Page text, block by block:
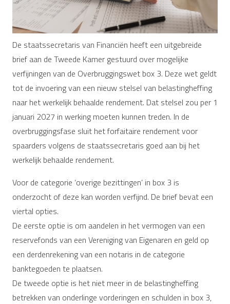
De staatssecretaris van Financiën heeft een uitgebreide
brief aan de Tweede Kamer gestuurd over mogelijke
verfijningen van de Overbruggingswet box 3. Deze wet geldt
tot de invoering van een nieuw stelsel van belastingheffing
naar het werkelijk behaalde rendement. Dat stelsel zou per 1
januari 2027 in werking moeten kunnen treden. In de
overbruggingsfase sluit het forfaitaire rendement voor
spaarders volgens de staatssecretaris goed aan bij het
werkelijk behaalde rendement.
Voor de categorie ‘overige bezittingen’ in box 3 is
onderzocht of deze kan worden verfijnd. De brief bevat een
viertal opties.
De eerste optie is om aandelen in het vermogen van een
reservefonds van een Vereniging van Eigenaren en geld op
een derdenrekening van een notaris in de categorie
banktegoeden te plaatsen.
De tweede optie is het niet meer in de belastingheffing
betrekken van onderlinge vorderingen en schulden in box 3,